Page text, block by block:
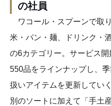
の社員
ワコール・スプーンで取
米・パン・麺、ドリンク・
の6カテゴリー。サービス
550品をラインナップし、
扱いアイテムを更新してい
別のソートに加えて「手土